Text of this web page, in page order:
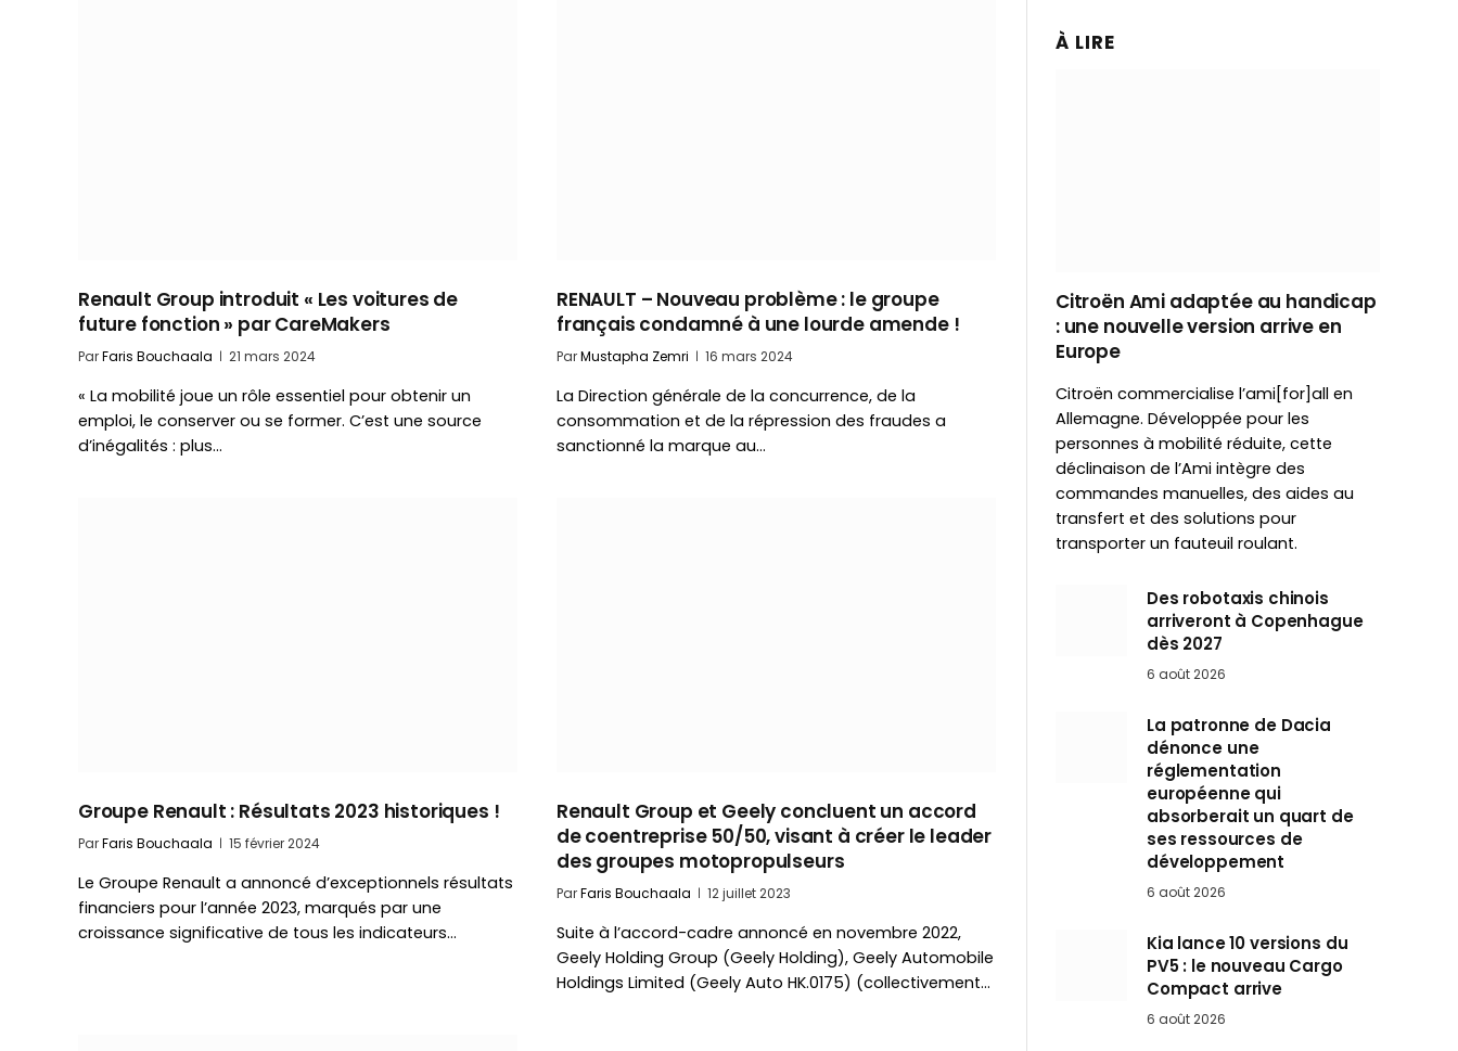
Renault Group introduit « Les voitures de
future fonction » par CareMakers
ParFaris Bouchaala 21 mars 2024
« La mobilité joue un rôle essentiel pour obtenir un
emploi, le conserver ou se former. C’est une source
d’inégalités : plus…
RENAULT – Nouveau problème : le groupe
français condamné à une lourde amende !
ParMustapha Zemri 16 mars 2024
La Direction générale de la concurrence, de la
consommation et de la répression des fraudes a
sanctionné la marque au…
Groupe Renault : Résultats 2023 historiques !
ParFaris Bouchaala 15 février 2024
Le Groupe Renault a annoncé d’exceptionnels résultats
financiers pour l’année 2023, marqués par une
croissance significative de tous les indicateurs…
Renault Group et Geely concluent un accord
de coentreprise 50/50, visant à créer le leader
des groupes motopropulseurs
ParFaris Bouchaala 12 juillet 2023
Suite à l’accord-cadre annoncé en novembre 2022,
Geely Holding Group (Geely Holding), Geely Automobile
Holdings Limited (Geely Auto HK.0175) (collectivement…
À LIRE
Citroën Ami adaptée au handicap
: une nouvelle version arrive en
Europe
Citroën commercialise l’ami[for]all en
Allemagne. Développée pour les
personnes à mobilité réduite, cette
déclinaison de l’Ami intègre des
commandes manuelles, des aides au
transfert et des solutions pour
transporter un fauteuil roulant.
Des robotaxis chinois
arriveront à Copenhague
dès 2027
6 août 2026
La patronne de Dacia
dénonce une
réglementation
européenne qui
absorberait un quart de
ses ressources de
développement
6 août 2026
Kia lance 10 versions du
PV5 : le nouveau Cargo
Compact arrive
6 août 2026